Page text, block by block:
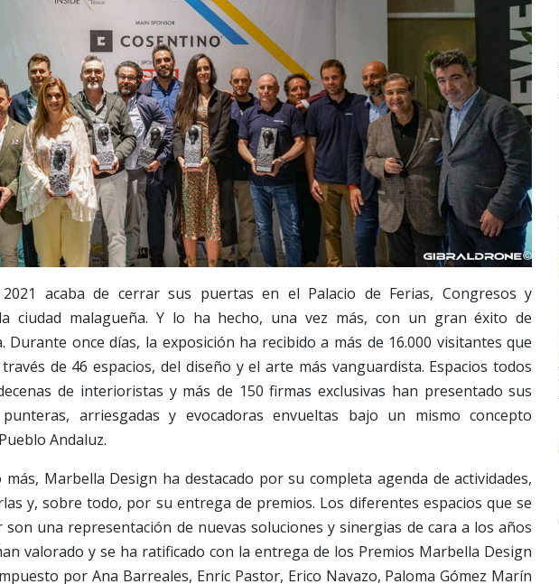
acaba de cerrar sus puertas en el Palacio de Ferias, Congresos y
ciudad malagueña. Y lo ha hecho, una vez más, con un gran éxito de
Durante once días, la exposición ha recibido a más de 16.000 visitantes que
de 46 espacios, del diseño y el arte más vanguardista. Espacios todos
de interioristas y más de 150 firmas exclusivas han presentado sus
arriesgadas y evocadoras envueltas bajo un mismo concepto
Andaluz.
más, Marbella Design ha destacado por su completa agenda de actividades,
y, sobre todo, por su entrega de premios. Los diferentes espacios que se
una representación de nuevas soluciones y sinergias de cara a los años
valorado y se ha ratificado con la entrega de los Premios Marbella Design
por Ana Barreales, Enric Pastor, Erico Navazo, Paloma Gómez Marín